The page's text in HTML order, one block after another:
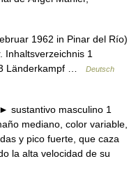
1962 in Pinar del Río)
Inhaltsverzeichnis 1
Länderkampf …
Deutsch
sustantivo masculino 1
mediano, color variable,
y pico fuerte, que caza
la alta velocidad de su